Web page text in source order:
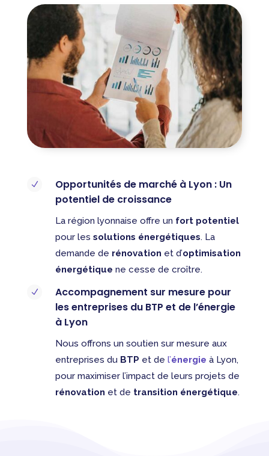
N
Opportunités de marché à Lyon : Un
potentiel de croissance
La région lyonnaise offre un fort potentiel
pour les solutions énergétiques. La
demande de rénovation et d’optimisation
énergétique ne cesse de croître.
N
Accompagnement sur mesure pour
les entreprises du BTP et de l’énergie
à Lyon
Nous offrons un soutien sur mesure aux
entreprises du BTP et de l’énergie à Lyon,
pour maximiser l’impact de leurs projets de
rénovation et de transition énergétique.